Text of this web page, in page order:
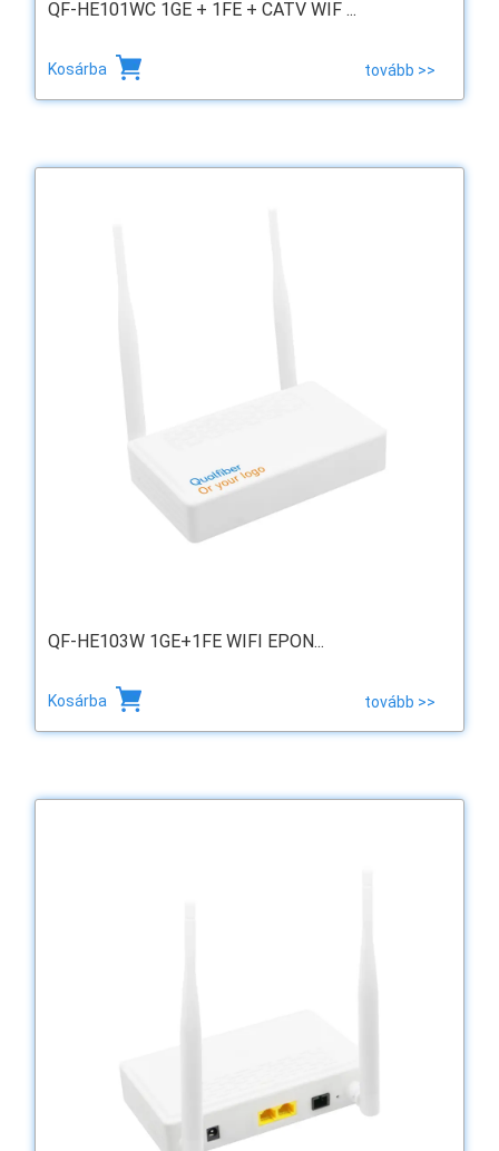
QF-HE101WC 1GE + 1FE + CATV WIF ...
Kosárba tovább >>
QF-HE103W 1GE+1FE WIFI EPON...
Kosárba tovább >>